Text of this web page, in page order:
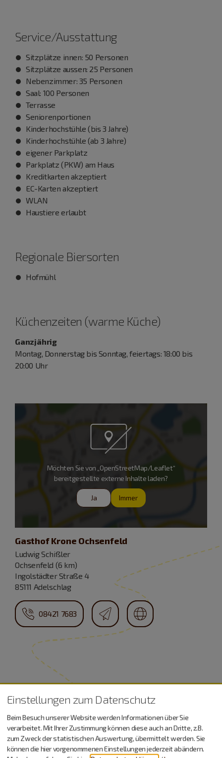
Service/Ausstattung
Sitzplätze innen: 50 Personen
Sitzplätze aussen: 25 Personen
Nebenzimmer: 35 Personen
Saal: 100 Personen
Terrasse
Seniorenportionen
Kinderhochstühle (bis 3 Jahre)
Kinderhochstühle (ab 3 Jahre)
eigener Parkplatz
Parkplatz (PKW) am Haus
Kreditkarten akzeptiert
EC-Karten akzeptiert
WLAN
Haustiere erlaubt
Regionale Biersorten
Hofmühl
Küchenzeiten (warme Küche)
Ganzjährig
Montag, Donnerstag bis Sonntag, feiertags: 18:00 bis
20:00 Uhr
Möchten Sie von „OpenStreetMap/Leaflet“
bereitgestellte externe Inhalte laden?
Ja Immer
Gasthof Krone Ochsenfeld
Ludwig Schißler
Ochsenfeld (6 km)
Ingolstädter Straße 4
85111 Adelschlag
08421 7683
Urlaub machen, essen,
trinken…
Einstellungen zum Datenschutz
Beim Besuch unserer Website werden Informationen über Sie
verarbeitet. Mit Ihrer Zustimmung können diese auch an Dritte, z.B.
zum Zweck der statistischen Auswertung, übermittelt werden. Sie
können die hier vorgenommenen Einstellungen jederzeit abändern.